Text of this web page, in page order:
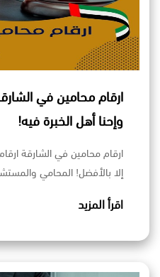
ارقام محامين في
وإحنا أهل الخبرة فيه!
ارقام محامين في الشارقة
إلا بالأفضل! المحامي
اقرأ المزيد